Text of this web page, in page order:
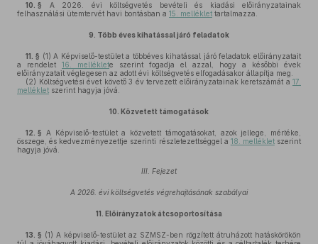
10. § A 2026. évi költségvetés bevételi és kiadási előirányzatainak
felhasználási ütemtervét havi bontásban a 15. melléklet tartalmazza.
9. Több éves kihatással járó feladatok
11. § (1) A Képviselő-testület a többéves kihatással járó feladatok előirányzatait
a rendelet 16. melléklete szerint fogadja el azzal, hogy a későbbi évek
előirányzatait véglegesen az adott évi költségvetés elfogadásakor állapítja meg.
(2) Költségvetési évet követő 3 év tervezett előirányzatainak keretszámát a 17.
melléklet szerint hagyja jóvá.
10. Közvetett támogatások
12. § A Képviselő-testület a közvetett támogatásokat, azok jellege, mértéke,
összege, és kedvezményezettje szerinti részletezettséggel a 18. mellékletszerint
hagyja jóvá.
III. Fejezet
A 2026. évi költségvetés végrehajtásának szabályai
11. Előirányzatok átcsoportosítása
13. § (1) A képviselő-testület az SZMSZ-ben rögzített átruházott hatáskörökön